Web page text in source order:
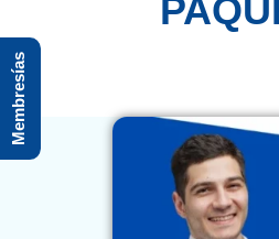
Membresías